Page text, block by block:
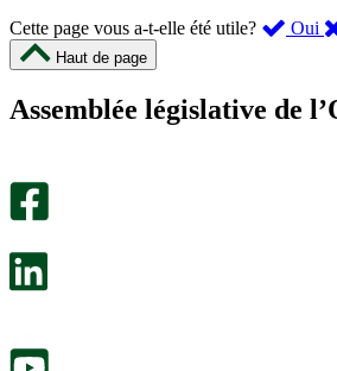
Cette page vous a-t-elle été utile? Oui ,
Haut de page
Assemblée législative de